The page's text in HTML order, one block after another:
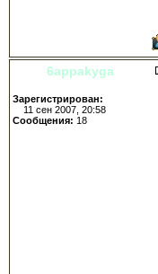
6appakyga
Зарегистрирован:
11 сен 2007, 20:58
Сообщения: 18